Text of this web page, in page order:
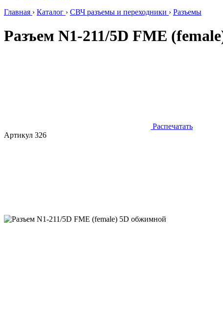
Главная › Каталог › СВЧ разъемы и переходники › Разъемы
Разъем N1-211/5D FME
Распечатать
Артикул 326